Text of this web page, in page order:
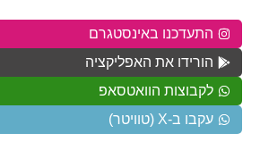
התעדכנו באינסטגרם
הורידו את האפליקציה
לקבוצות הוואטסאפ
עקבו ב-X (טוויטר)